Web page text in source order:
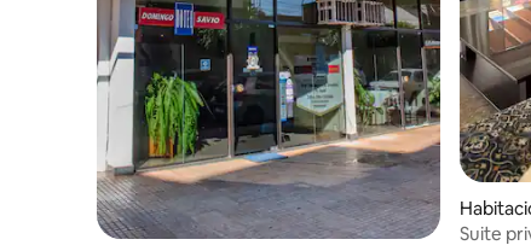
del Este
Suite